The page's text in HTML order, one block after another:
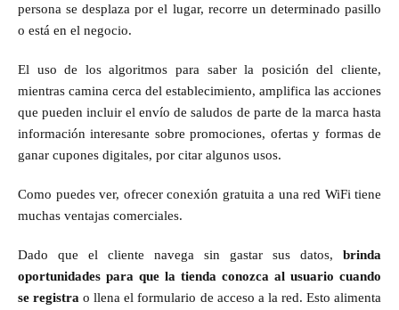
persona se desplaza por el lugar, recorre un determinado pasillo
o está en el negocio.
El uso de los algoritmos para saber la posición del cliente,
mientras camina cerca del establecimiento, amplifica las acciones
que pueden incluir el envío de saludos de parte de la marca hasta
información interesante sobre promociones, ofertas y formas de
ganar cupones digitales, por citar algunos usos.
Como puedes ver, ofrecer conexión gratuita a una red WiFi tiene
muchas ventajas comerciales.
Dado que el cliente navega sin gastar sus datos, brinda
oportunidades para que la tienda conozca al usuario cuando
se registra o llena el formulario de acceso a la red. Esto alimenta